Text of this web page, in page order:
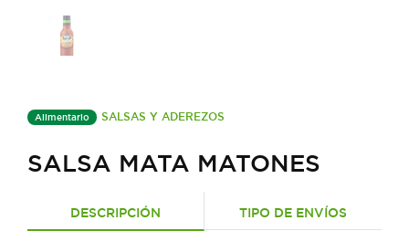
Alimentario SALSAS Y ADEREZOS
SALSA MATA MATONES
DESCRIPCIÓN TIPO DE ENVÍOS